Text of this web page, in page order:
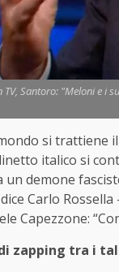
TV, Santoro: "Meloni e i
si trattiene
italico si
un demone
Carlo
Capezzone:
di zapping tra i